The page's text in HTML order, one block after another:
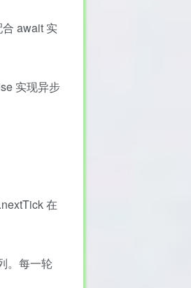
await 实
实现异步
在
。每一轮